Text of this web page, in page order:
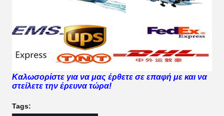
Καλωσορίστε για να μας έρθετε σε επαφή με και να
στείλετε την έρευνα τώρα!
Tags: